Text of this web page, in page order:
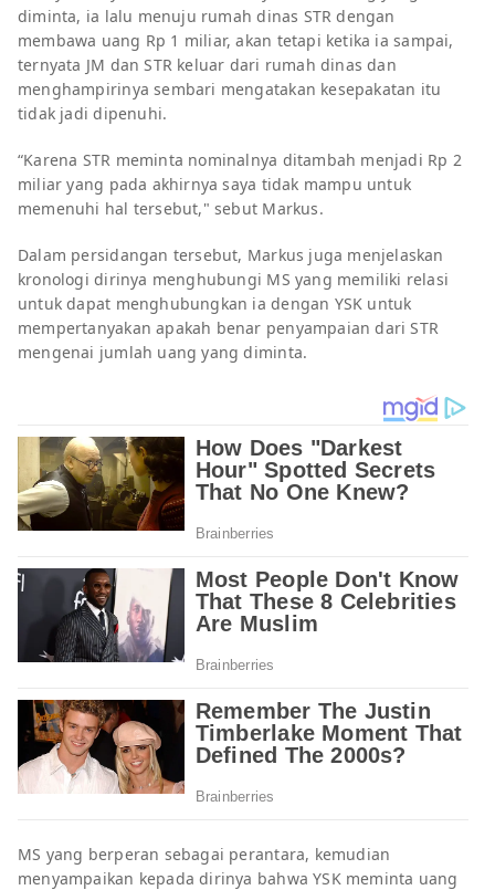
diminta, ia lalu menuju rumah dinas STR dengan
membawa uang Rp 1 miliar, akan tetapi ketika ia sampai,
ternyata JM dan STR keluar dari rumah dinas dan
menghampirinya sembari mengatakan kesepakatan itu
tidak jadi dipenuhi.
“Karena STR meminta nominalnya ditambah menjadi Rp 2
miliar yang pada akhirnya saya tidak mampu untuk
memenuhi hal tersebut," sebut Markus.
Dalam persidangan tersebut, Markus juga menjelaskan
kronologi dirinya menghubungi MS yang memiliki relasi
untuk dapat menghubungkan ia dengan YSK untuk
mempertanyakan apakah benar penyampaian dari STR
mengenai jumlah uang yang diminta.
MS yang berperan sebagai perantara, kemudian
menyampaikan kepada dirinya bahwa YSK meminta uang